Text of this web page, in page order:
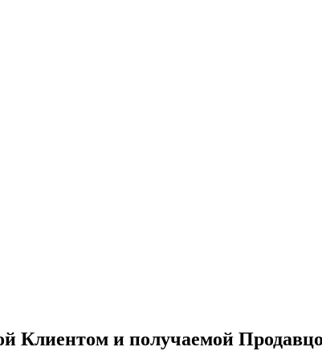
Клиентом и получаемой